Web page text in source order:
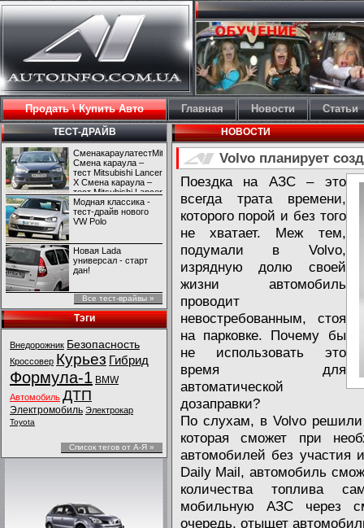
Продать \ Купить Авто Главная Новости Статьи
ТЕСТ-ДРАЙВ
СменакараулатестMitsubishiLancerX
Смена караула –
тест Mitsubishi Lancer
X Смена караула –
тест Mitsubishi Lancer
X
Модная классика -
тест-драйв нового
VW Polo
Новая Lada
универсал - старт
дан!
Все тест-врайвы »
Тэги
Внедорожник Безопасность
Кроссовер Курьез Гибрид
Формула-1 BMW
Автомобиль ДТП
Электромобиль Электрокар
Toyota
Список тегов от А-Я »
НОВОСТИ
Volvo планирует
Поездка на АЗС – это
всегда трата времени,
которого порой и без того
не хватает. Меж тем,
подумали в Volvo,
изрядную долю своей
жизни автомобиль
проводит
невостребованным, стоя
на парковке. Почему бы
не использовать это
время для
автоматической
дозаправки?
По слухам, в Volvo решили
которая сможет при
автомобилей без участия
Daily Mail, автомобиль
количества топлива
мобильную АЗС через
очередь, отыщет